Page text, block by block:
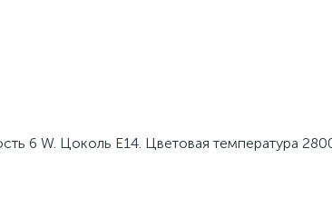
6 W. Цоколь Е14. Цветовая температура